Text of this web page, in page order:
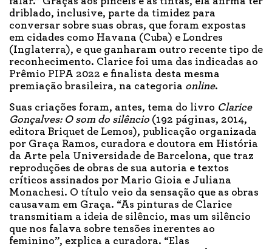
driblado, inclusive, parte da timidez para
conversar sobre suas obras, que foram expostas
em cidades como Havana (Cuba) e Londres
(Inglaterra), e que ganharam outro recente tipo de
reconhecimento. Clarice foi uma das indicadas ao
Prêmio PIPA 2022 e finalista desta mesma
premiação brasileira, na categoria online.
Suas criações foram, antes, tema do livro Clarice
Gonçalves: O som do silêncio (192 páginas, 2014,
editora Briquet de Lemos), publicação organizada
por Graça Ramos, curadora e doutora em História
da Arte pela Universidade de Barcelona, que traz
reproduções de obras de sua autoria e textos
críticos assinados por Mario Gioia e Juliana
Monachesi. O título veio da sensação que as obras
causavam em Graça. “As pinturas de Clarice
transmitiam a ideia de silêncio, mas um silêncio
que nos falava sobre tensões inerentes ao
feminino”, explica a curadora. “Elas